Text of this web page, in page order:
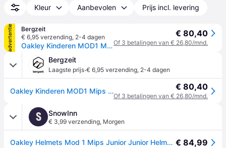
Kleur Aanbevolen Prijs incl. levering
advertentie
Bergzeit
€ 6,95 verzending, 2-4 dagen
Oakley Kinderen MOD1 Mips Skihelm - Wit - 53-57CM
€ 80,40
Of 3 betalingen van € 26,80/mnd.
Bergzeit
Laagste prijs·€ 6,95 verzending, 2-4 dagen
Oakley Kinderen MOD1 Mips Skihelm - Wit - 53-57CM € 80,40
Of 3 betalingen van € 26,80/mnd.
S SnowInn
€ 3,99 verzending, Morgen
Oakley Helmets Mod 1 Mips Junior Junior Helmet Wit 53-57 cm € 84,99